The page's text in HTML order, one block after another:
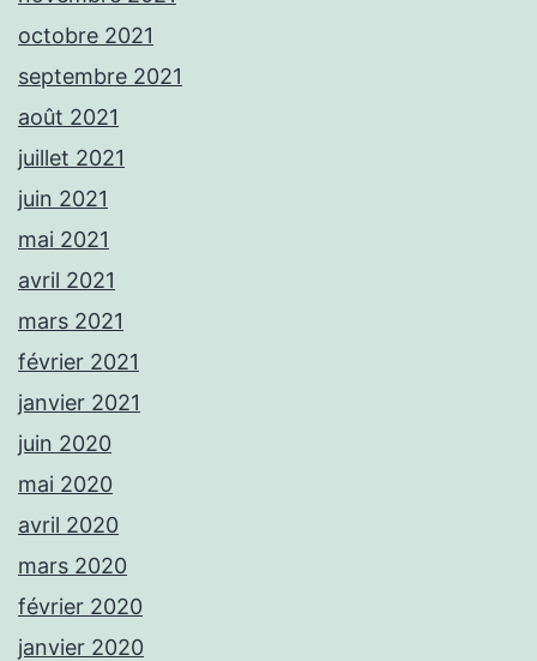
octobre 2021
septembre 2021
août 2021
juillet 2021
juin 2021
mai 2021
avril 2021
mars 2021
février 2021
janvier 2021
juin 2020
mai 2020
avril 2020
mars 2020
février 2020
janvier 2020